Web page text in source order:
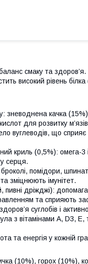
смаку та здоров’я.
високий рівень
зневоднена качка
для розвитку м’язів
вуглеводів, що сприяє
криль (0,5%): омега-3
серця.
помідори,
зміцнюють імунітет.
пивні дріжджі):
та сприяють
суглобів і
з вітамінами A, D3,
та енергія у кожній
(10%), горох (10%),